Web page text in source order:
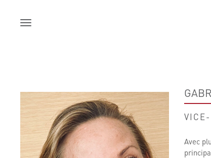
content
Avec